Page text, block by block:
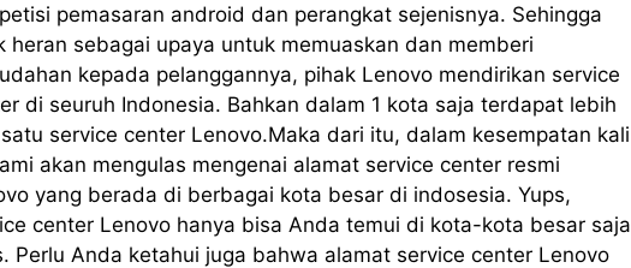
pemasaran android dan perangkat sejenisnya. Sehingga
heran sebagai upaya untuk memuaskan dan memberi
kepada pelanggannya, pihak Lenovo mendirikan service
di seuruh Indonesia. Bahkan dalam 1 kota saja terdapat lebih
service center Lenovo.Maka dari itu, dalam kesempatan kali
akan mengulas mengenai alamat service center resmi
yang berada di berbagai kota besar di indosesia. Yups,
center Lenovo hanya bisa Anda temui di kota-kota besar saja
Perlu Anda ketahui juga bahwa alamat service center Lenovo